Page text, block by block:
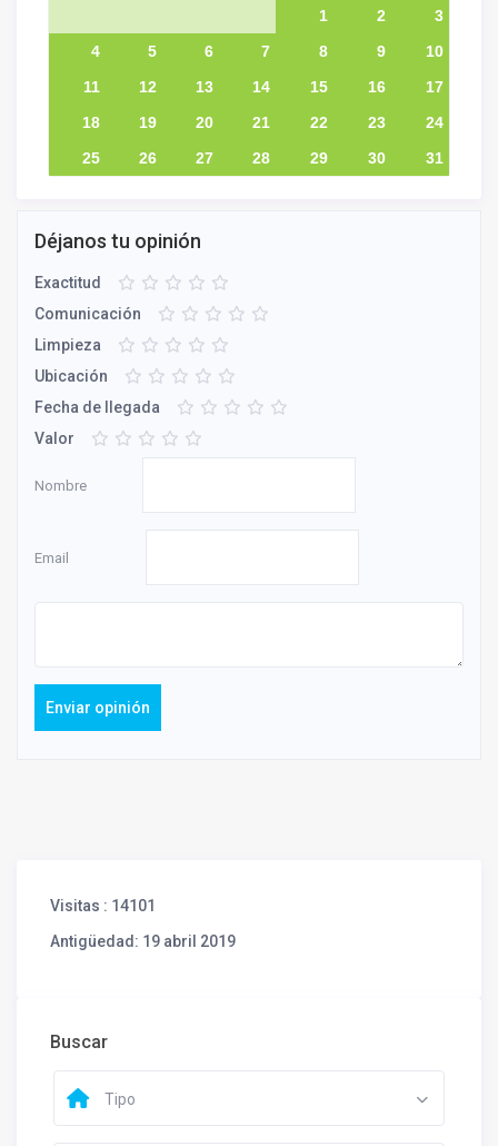
1 2
3
4
5 6 7 8 9
10
11
12 13 14 15 16
17
18
19 20 21 22 23
24
25
26 27 28 29 30 31
Déjanos tu opinión
Exactitud
Comunicación
Limpieza
Ubicación
Fecha de llegada
Valor
Nombre
Email
Enviar opinión
Visitas : 14101
Antigüedad : 19 abril 2019
Buscar
Tipo